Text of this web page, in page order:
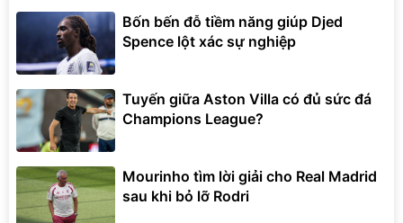
Bốn bến đỗ tiềm năng giúp Djed
Spence lột xác sự nghiệp
Tuyến giữa Aston Villa có đủ sức đá
Champions League?
Mourinho tìm lời giải cho Real Madrid
sau khi bỏ lỡ Rodri